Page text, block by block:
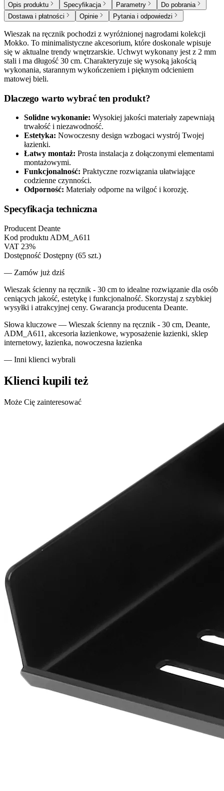
Opis produktu Specyfikacja Parametry
Do pobrania
Dostawa i płatności
Opinie Pytania i odpowiedzi
Wieszak na ręcznik pochodzi z wyróżnionej nagrodami kolekcji
Mokko. To minimalistyczne akcesorium, które doskonale wpisuje
się w aktualne trendy wnętrzarskie. Uchwyt wykonany jest z 2 mm
stali i ma długość 30 cm. Charakteryzuje się wysoką jakością
wykonania, starannym wykończeniem i pięknym odcieniem
matowej bieli.
Dlaczego warto wybrać ten produkt?
Solidne wykonanie: Wysokiej jakości materiały zapewniają
trwałość i niezawodność.
Estetyka: Nowoczesny design wzbogaci wystrój Twojej
łazienki.
Łatwy montaż: Prosta instalacja z dołączonymi elementami
montażowymi.
Funkcjonalność: Praktyczne rozwiązania ułatwiające
codzienne czynności.
Odporność: Materiały odporne na wilgoć i korozję.
Specyfikacja techniczna
Producent Deante
Kod produktu ADM_A611
VAT 23%
Dostępność Dostępny (65 szt.)
— Zamów już dziś
Wieszak ścienny na ręcznik - 30 cm to idealne rozwiązanie dla osób
ceniących jakość, estetykę i funkcjonalność. Skorzystaj z szybkiej
wysyłki i atrakcyjnej ceny. Gwarancja producenta Deante.
Słowa kluczowe — Wieszak ścienny na ręcznik - 30 cm, Deante,
ADM_A611, akcesoria łazienkowe, wyposażenie łazienki, sklep
internetowy, łazienka, nowoczesna łazienka
— Inni klienci wybrali
Klienci kupili też
Może Cię zainteresować